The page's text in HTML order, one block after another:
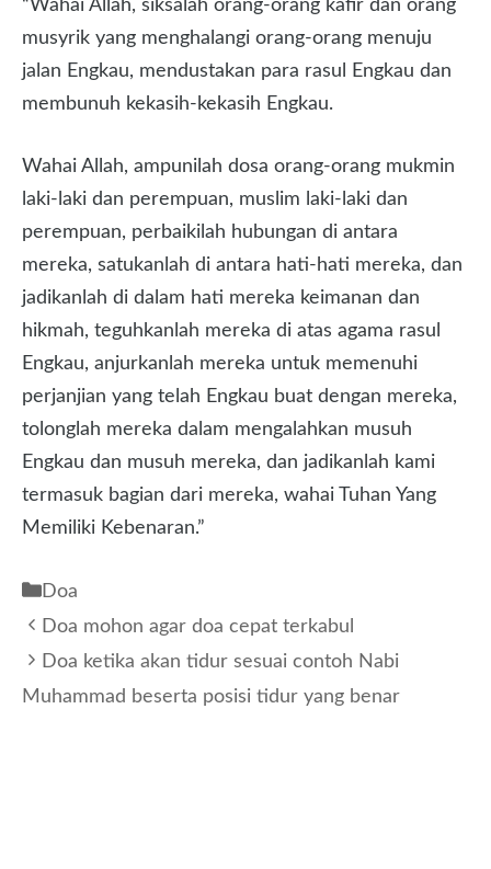
“Wahai Allah, siksalah orang-orang kafir dan orang
musyrik yang menghalangi orang-orang menuju
jalan Engkau, mendustakan para rasul Engkau dan
membunuh kekasih-kekasih Engkau.
Wahai Allah, ampunilah dosa orang-orang mukmin
laki-laki dan perempuan, muslim laki-laki dan
perempuan, perbaikilah hubungan di antara
mereka, satukanlah di antara hati-hati mereka, dan
jadikanlah di dalam hati mereka keimanan dan
hikmah, teguhkanlah mereka di atas agama rasul
Engkau, anjurkanlah mereka untuk memenuhi
perjanjian yang telah Engkau buat dengan mereka,
tolonglah mereka dalam mengalahkan musuh
Engkau dan musuh mereka, dan jadikanlah kami
termasuk bagian dari mereka, wahai Tuhan Yang
Memiliki Kebenaran.”
Kategori
Doa
Doa mohon agar doa cepat terkabul
Doa ketika akan tidur sesuai contoh Nabi
Muhammad beserta posisi tidur yang benar